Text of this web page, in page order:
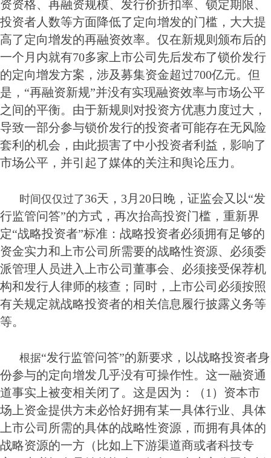
资资格、再融资规模、发行价折扣率、锁定期限、
投资者人数等方面降低了定向增发的门槛，大大提
高了定向增发的再融资效率。仅在新规则颁布后的
一个月内就有70多家上市公司先后发布了锁价发行
的定向增发方案，涉及募集资金超过700亿元。但
是，“再融资新规”并没有实现融资效率与市场公平
之间的平衡。由于新规则对投资方优惠力度过大，
导致一部分参与锁价发行的投资者可能存在无风险
套利的机会，由此损害了中小投资者利益，影响了
市场公平，并引起了媒体的关注和舆论压力。
时间仅仅过了36天，3月20日晚，证监会又以“发
行监管问答”的方式，再次抬高投资门槛，重新界
定“战略投资者”标准：战略投资者必须拥有足够的
资金实力和上市公司所需要的战略性资源、必须委
派管理人员进入上市公司董事会、必须接受保荐机
构和发行人律师的核查；同时，上市公司必须按照
有关规定就战略投资者的相关信息履行披露义务等
等。
根据“发行监管问答”的新要求，以战略投资者身
份参与的定向增发几乎没有可操作性。这一融资通
道事实上被变相关闭了。这是因为：（1）资本市
场上资金提供方未必恰好拥有某一具体行业、具体
上市公司所需的具体的战略性资源，而拥有具体的
战略资源的一方（比如上下游渠道商或者科技专